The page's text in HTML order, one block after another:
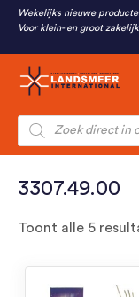
Wekelijks nieuwe
Voor klein- en groot zakelijk
Producten
zoeken
3307.49.00
Toont alle 5